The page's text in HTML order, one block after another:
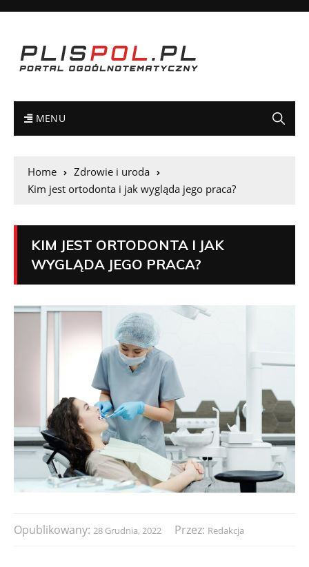
MENU
Home
Zdrowie i uroda
Kim jest ortodonta i jak wygląda jego praca?
KIM JEST ORTODONTA I JAK
WYGLĄDA JEGO PRACA?
Opublikowany: 28 Grudnia, 2022 Przez: Redakcja